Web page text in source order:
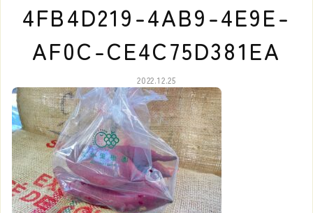
4FB4D219-4AB9-4E9E-
AF0C-CE4C75D381EA
2022.12.25